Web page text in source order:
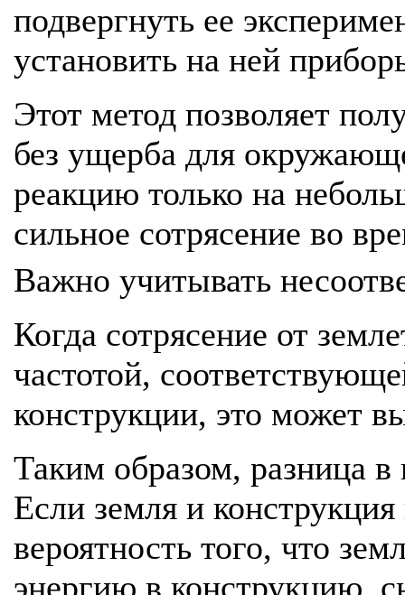
подвергнуть ее
установить на ней
Этот метод позволяет
без ущерба для
реакцию только на
сильное сотрясение во
Важно учитывать
Когда сотрясение от
частотой,
конструкции, это может
Таким образом, разница в
Если земля и
вероятность того, что
энергию в конструкцию,